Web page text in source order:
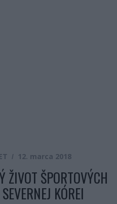
12. marca 2018
ŽIVOT ŠPORTOVÝCH
KÓREI